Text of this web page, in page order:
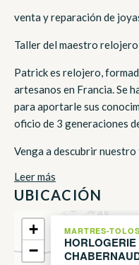
venta y reparación de
Taller del maestro
Patrick es relojero,
artesanos en Francia. Se
para aportarle sus
oficio de 3 generaciones
Venga a descubrir nuestro
Leer más
UBICACIÓN
MARTRES-
+
−